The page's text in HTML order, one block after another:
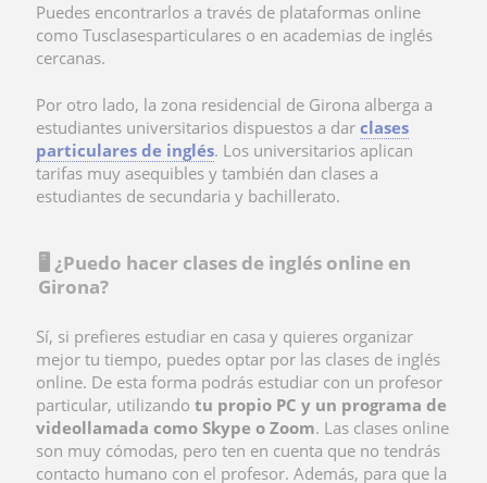
Puedes encontrarlos a través de plataformas online
como Tusclasesparticulares o en academias de inglés
cercanas.
Por otro lado, la zona residencial de Girona alberga a
estudiantes universitarios dispuestos a dar clases
particulares de inglés. Los universitarios aplican
tarifas muy asequibles y también dan clases a
estudiantes de secundaria y bachillerato.
🖥️ ¿Puedo hacer clases de inglés online en
Girona?
Sí, si prefieres estudiar en casa y quieres organizar
mejor tu tiempo, puedes optar por las clases de inglés
online. De esta forma podrás estudiar con un profesor
particular, utilizando tu propio PC y un programa de
videollamada como Skype o Zoom. Las clases online
son muy cómodas, pero ten en cuenta que no tendrás
contacto humano con el profesor. Además, para que la